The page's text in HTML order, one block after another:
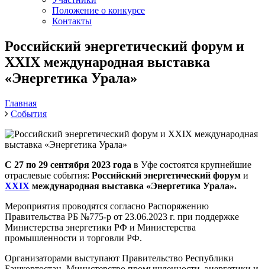
Положение о конкурсе
Контакты
Российский энергетический форум и
XXIX международная выставка
«Энергетика Урала»
Главная
События
С 27 по 29 сентября 2023 года в Уфе состоятся крупнейшие
отраслевые события: Российский энергетический форум и
XXIX международная выставка «Энергетика Урала».
Мероприятия проводятся согласно Распоряжению
Правительства РБ №775-р от 23.06.2023 г. при поддержке
Министерства энергетики РФ и Министерства
промышленности и торговли РФ.
Организаторами выступают Правительство Республики